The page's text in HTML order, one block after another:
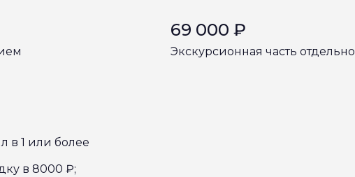
69 000 ₽
Экскурсионная часть отдельно
в 1 или более
в 8000 ₽;